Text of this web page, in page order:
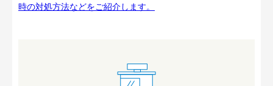
時の対処方法などをご紹介します。